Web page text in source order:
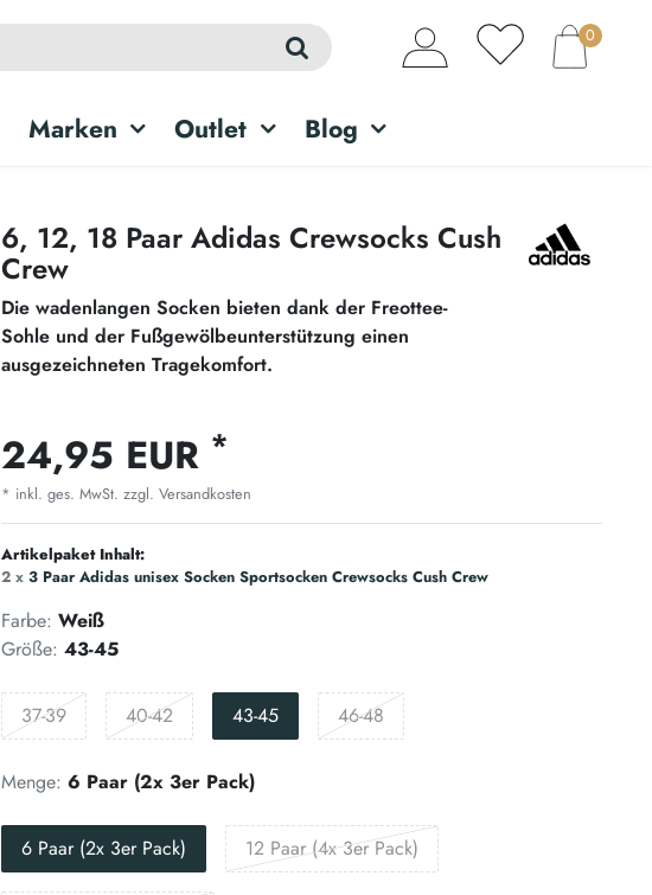
Marken Outlet Blog
0
6, 12, 18 Paar Adidas Crewsocks Cush
Crew
Die wadenlangen Socken bieten dank der Freottee-
Sohle und der Fußgewölbeunterstützung einen
ausgezeichneten Tragekomfort.
24,95 EUR *
* inkl. ges. MwSt. zzgl. Versandkosten
Artikelpaket Inhalt:
2 x 3 Paar Adidas unisex Socken Sportsocken Crewsocks Cush Crew
Farbe: Weiß
Größe: 43-45
37-39 40-42 43-45 46-48
Menge: 6 Paar (2x 3er Pack)
6 Paar (2x 3er Pack) 12 Paar (4x 3er Pack)